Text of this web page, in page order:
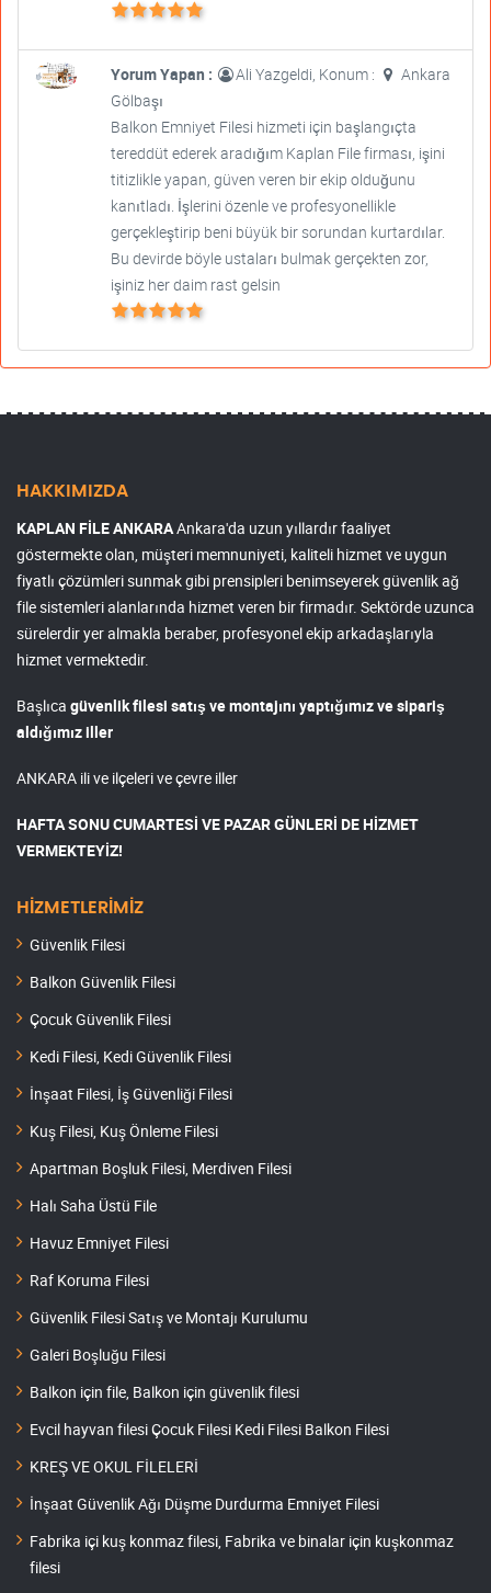
Yorum Yapan : Ali Yazgeldi, Konum :
Ankara
Gölbaşı
Balkon Emniyet Filesi hizmeti için başlangıçta
tereddüt ederek aradığım Kaplan File firması, işini
titizlikle yapan, güven veren bir ekip olduğunu
kanıtladı. İşlerini özenle ve profesyonellikle
gerçekleştirip beni büyük bir sorundan kurtardılar.
Bu devirde böyle ustaları bulmak gerçekten zor,
işiniz her daim rast gelsin
HAKKIMIZDA
KAPLAN FİLE ANKARAAnkara'da uzun yıllardır faaliyet
göstermekte olan, müşteri memnuniyeti, kaliteli hizmet ve uygun
fiyatlı çözümleri sunmak gibi prensipleri benimseyerek güvenlik ağ
file sistemleri alanlarında hizmet veren bir firmadır. Sektörde uzunca
sürelerdir yer almakla beraber, profesyonel ekip arkadaşlarıyla
hizmet vermektedir.
Başlıca güvenlik filesi satış ve montajını yaptığımız ve sipariş
aldığımız iller
ANKARA ili ve ilçeleri ve çevre iller
HAFTA SONU CUMARTESİ VE PAZAR GÜNLERİ DE HİZMET
VERMEKTEYİZ!
HİZMETLERİMİZ
Güvenlik Filesi
Balkon Güvenlik Filesi
Çocuk Güvenlik Filesi
Kedi Filesi, Kedi Güvenlik Filesi
İnşaat Filesi, İş Güvenliği Filesi
Kuş Filesi, Kuş Önleme Filesi
Apartman Boşluk Filesi, Merdiven Filesi
Halı Saha Üstü File
Havuz Emniyet Filesi
Raf Koruma Filesi
Güvenlik Filesi Satış ve Montajı Kurulumu
Galeri Boşluğu Filesi
Balkon için file, Balkon için güvenlik filesi
Evcil hayvan filesi Çocuk Filesi Kedi Filesi Balkon Filesi
KREŞ VE OKUL FİLELERİ
İnşaat Güvenlik Ağı Düşme Durdurma Emniyet Filesi
Fabrika içi kuş konmaz filesi, Fabrika ve binalar için kuşkonmaz
filesi